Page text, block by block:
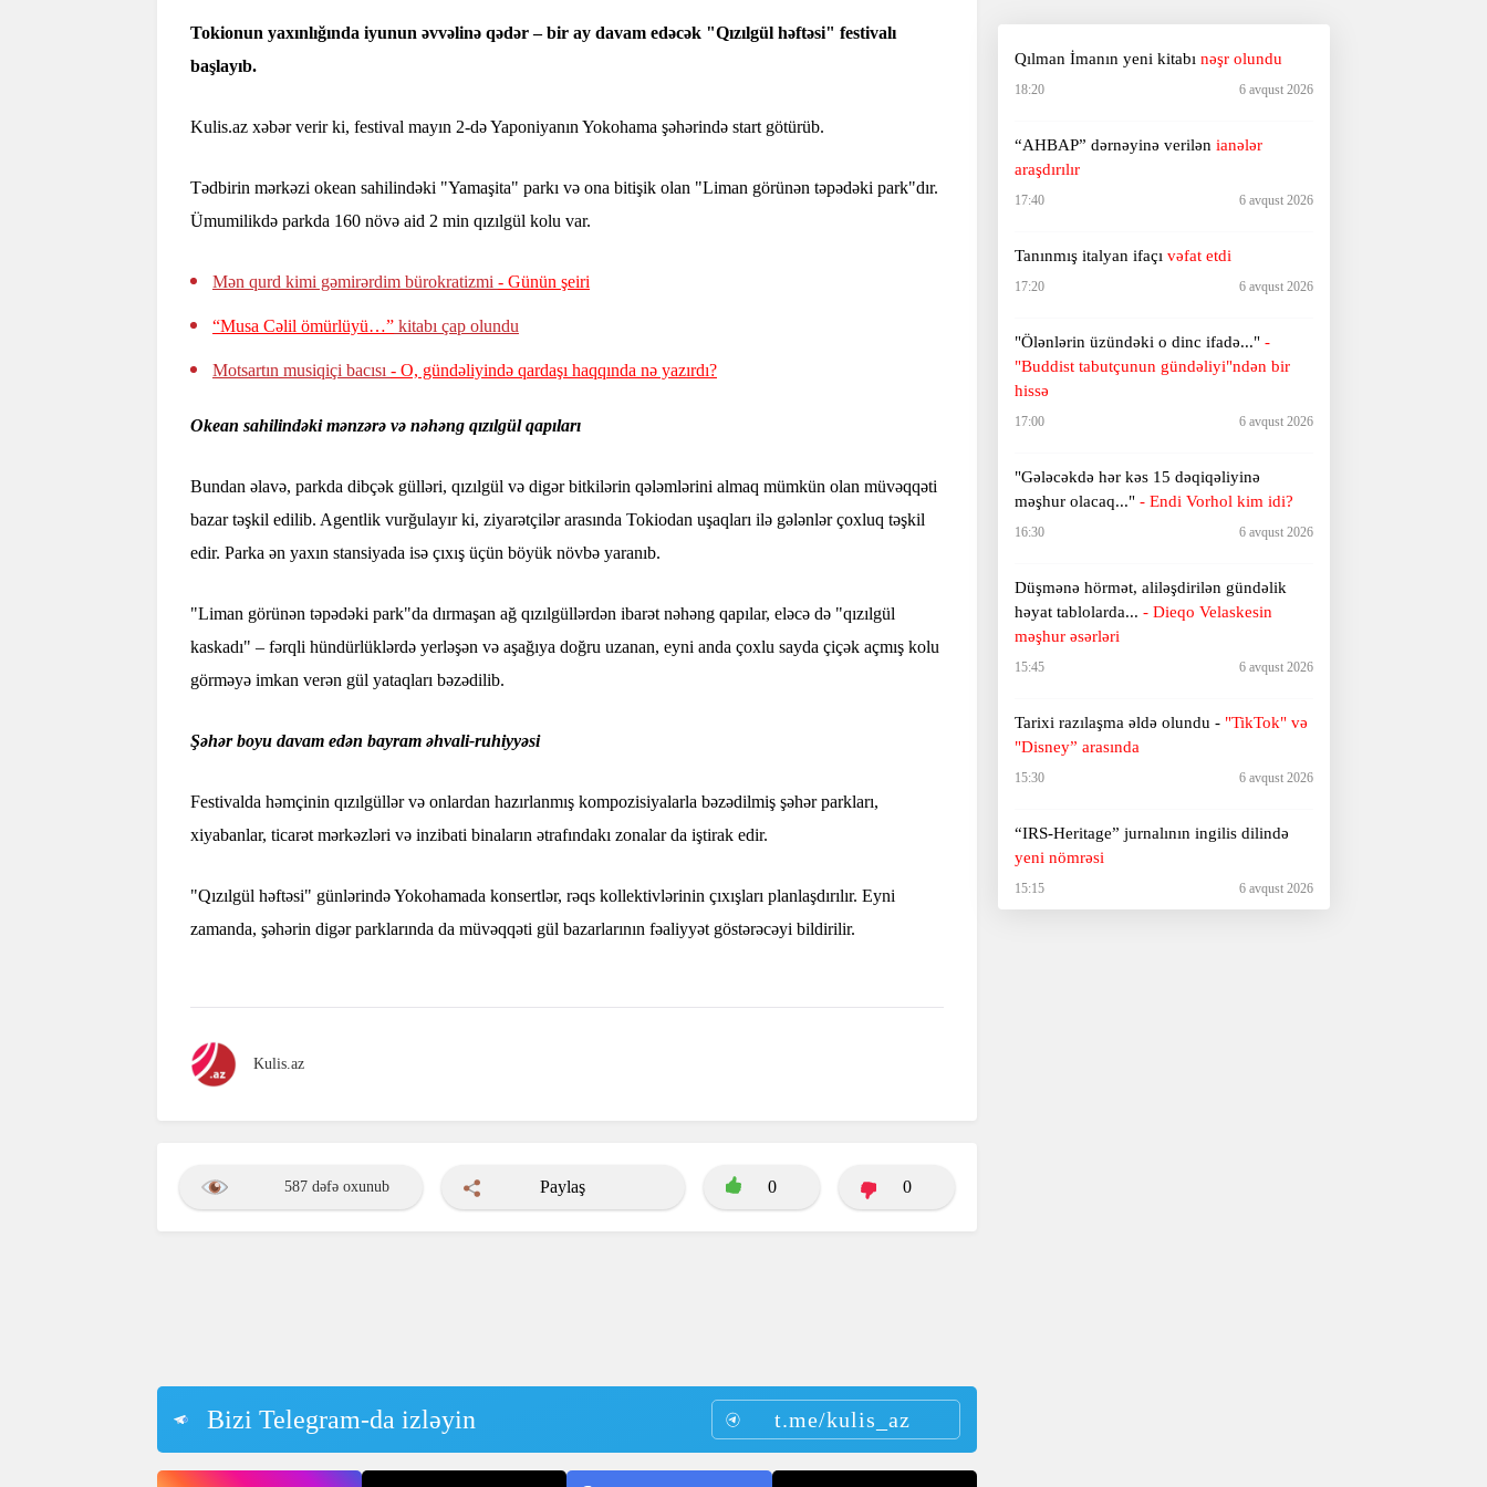
Tokionun yaxınlığında iyunun əvvəlinə qədər – bir ay davam edəcək "Qızılgül həftəsi" festivalı
başlayıb.
Kulis.az xəbər verir ki, festival mayın 2-də Yaponiyanın Yokohama şəhərində start götürüb.
Tədbirin mərkəzi okean sahilindəki "Yamaşita" parkı və ona bitişik olan "Liman görünən təpədəki park"dır.
Ümumilikdə parkda 160 növə aid 2 min qızılgül kolu var.
Mən qurd kimi gəmirərdim bürokratizmi - Günün şeiri
“Musa Cəlil ömürlüyü…” kitabı çap olundu
Motsartın musiqiçi bacısı - O, gündəliyində qardaşı haqqında nə yazırdı?
Okean sahilindəki mənzərə və nəhəng qızılgül qapıları
Bundan əlavə, parkda dibçək gülləri, qızılgül və digər bitkilərin qələmlərini almaq mümkün olan müvəqqəti
bazar təşkil edilib. Agentlik vurğulayır ki, ziyarətçilər arasında Tokiodan uşaqları ilə gələnlər çoxluq təşkil
edir. Parka ən yaxın stansiyada isə çıxış üçün böyük növbə yaranıb.
"Liman görünən təpədəki park"da dırmaşan ağ qızılgüllərdən ibarət nəhəng qapılar, eləcə də "qızılgül
kaskadı" – fərqli hündürlüklərdə yerləşən və aşağıya doğru uzanan, eyni anda çoxlu sayda çiçək açmış kolu
görməyə imkan verən gül yataqları bəzədilib.
Şəhər boyu davam edən bayram əhvali-ruhiyyəsi
Festivalda həmçinin qızılgüllər və onlardan hazırlanmış kompozisiyalarla bəzədilmiş şəhər parkları,
xiyabanlar, ticarət mərkəzləri və inzibati binaların ətrafındakı zonalar da iştirak edir.
"Qızılgül həftəsi" günlərində Yokohamada konsertlər, rəqs kollektivlərinin çıxışları planlaşdırılır. Eyni
zamanda, şəhərin digər parklarında da müvəqqəti gül bazarlarının fəaliyyət göstərəcəyi bildirilir.
Kulis.az
587 dəfə oxunub Paylaş 0 0
Bizi Telegram-da izləyin t.me/kulis_az
Qılman İmanın yeni kitabı nəşr olundu
18:20 6 avqust 2026
“AHBAP” dərnəyinə verilən ianələr
araşdırılır
17:40 6 avqust 2026
Tanınmış italyan ifaçı vəfat etdi
17:20 6 avqust 2026
"Ölənlərin üzündəki o dinc ifadə..." -
"Buddist tabutçunun gündəliyi"ndən bir
hissə
17:00 6 avqust 2026
"Gələcəkdə hər kəs 15 dəqiqəliyinə
məşhur olacaq..." - Endi Vorhol kim idi?
16:30 6 avqust 2026
Düşmənə hörmət, aliləşdirilən gündəlik
həyat tablolarda... - Dieqo Velaskesin
məşhur əsərləri
15:45 6 avqust 2026
Tarixi razılaşma əldə olundu - "TikTok" və
"Disney” arasında
15:30 6 avqust 2026
“IRS-Heritage” jurnalının ingilis dilində
yeni nömrəsi
15:15 6 avqust 2026